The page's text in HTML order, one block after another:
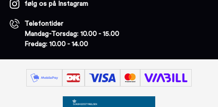
følg os på Instagram
Telefontider
Mandag-Torsdag: 10.00 - 15.00
Fredag: 10.00 - 14.00